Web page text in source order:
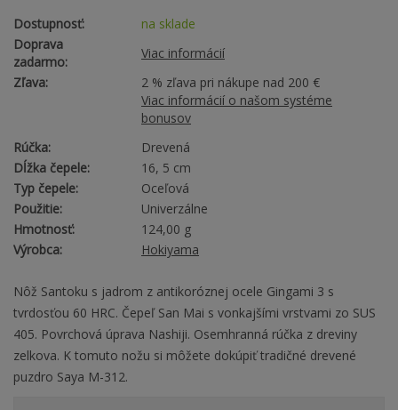
Dostupnosť:
na sklade
Doprava
zadarmo:
Viac informácií
Zľava:
2 % zľava pri nákupe nad 200 €
Viac informácií o našom systéme
bonusov
Rúčka:
Drevená
Dĺžka čepele:
16, 5 cm
Typ čepele:
Oceľová
Použitie:
Univerzálne
Hmotnosť:
124,00 g
Výrobca:
Hokiyama
Nôž Santoku s jadrom z antikoróznej ocele Gingami 3 s
tvrdosťou 60 HRC. Čepeľ San Mai s vonkajšími vrstvami zo SUS
405. Povrchová úprava Nashiji. Osemhranná rúčka z dreviny
zelkova. K tomuto nožu si môžete dokúpiť tradičné drevené
puzdro Saya M-312.